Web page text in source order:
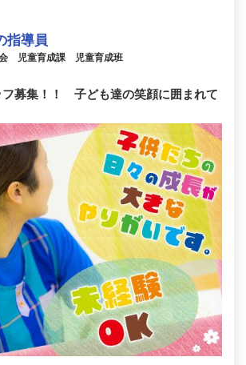
指導員
会 児童育成課 児童育成班
フ募集！！ 子ども達の笑顔に囲まれて